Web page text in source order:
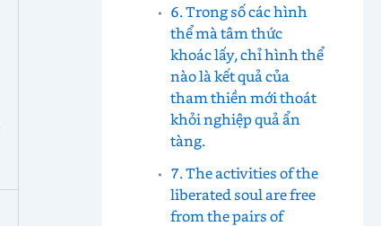
6. Trong số các hình
thể mà tâm thức
khoác lấy, chỉ hình thể
nào là kết quả của
tham thiền mới thoát
khỏi nghiệp quả ẩn
tàng.
7. The activities of the
liberated soul are free
from the pairs of